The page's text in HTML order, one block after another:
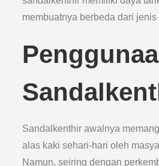
membuatnya berbeda dari
Sandalkenthir awalnya
alas kaki sehari-hari oleh
Namun, seiring dengan